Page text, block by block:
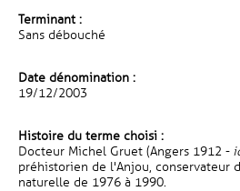
Terminant :
Sans débouché
Date dénomination :
19/12/2003
Histoire du terme choisi :
Docteur Michel Gruet (Angers 1912 -
préhistorien de l'Anjou, conservateur
naturelle de 1976 à 1990.